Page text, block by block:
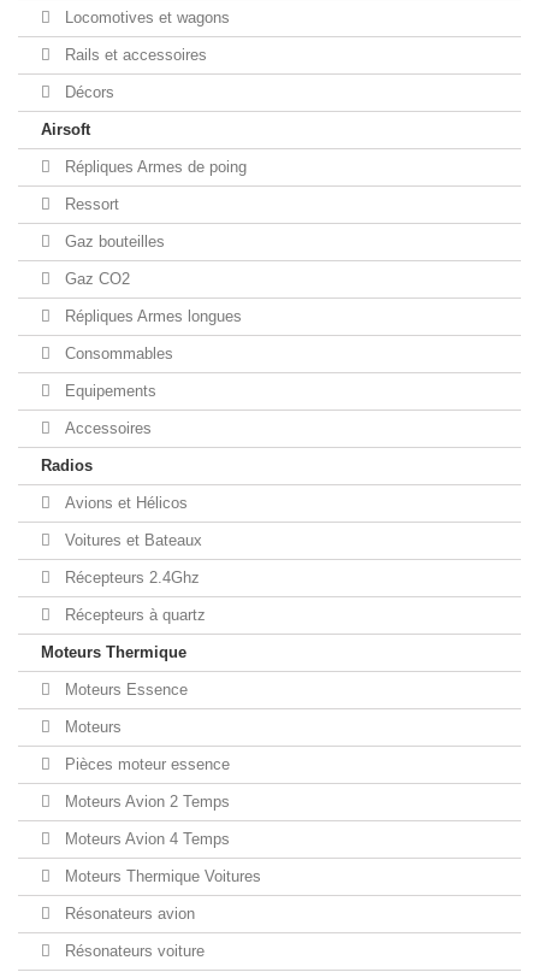
Locomotives et wagons
Rails et accessoires
Décors
Airsoft
Répliques Armes de poing
Ressort
Gaz bouteilles
Gaz CO2
Répliques Armes longues
Consommables
Equipements
Accessoires
Radios
Avions et Hélicos
Voitures et Bateaux
Récepteurs 2.4Ghz
Récepteurs à quartz
Moteurs Thermique
Moteurs Essence
Moteurs
Pièces moteur essence
Moteurs Avion 2 Temps
Moteurs Avion 4 Temps
Moteurs Thermique Voitures
Résonateurs avion
Résonateurs voiture